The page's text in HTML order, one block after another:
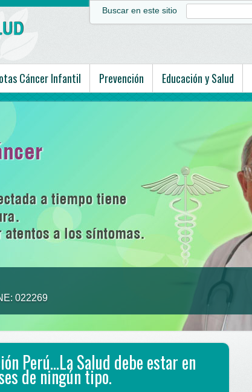
Buscar en este sitio
Cáncer Infantil Prevención Educación y Salud
022269
Perú…La Salud debe estar en
de ningún tipo.